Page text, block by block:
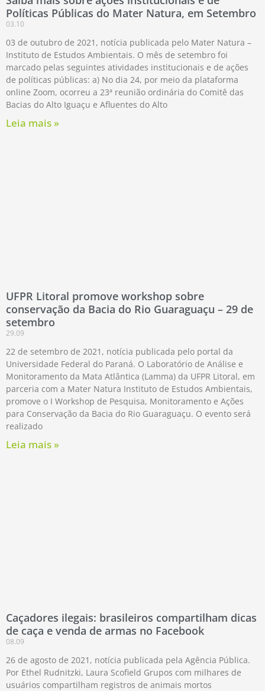
Políticas Públicas do Mater Natura, em Setembro
03.10
03 de outubro de 2021, notícia publicada pelo Mater Natura –
Instituto de Estudos Ambientais. O mês de setembro foi
marcado pelas seguintes atividades institucionais e de ações
de políticas públicas: a) No dia 24, por meio da plataforma
online Zoom, ocorreu a 23ª reunião ordinária do Comitê das
Bacias do Alto Iguaçu e Afluentes do Alto
Leia mais »
UFPR Litoral promove workshop sobre
conservação da Bacia do Rio Guaraguaçu – 29 de
setembro
29.09
22 de setembro de 2021, notícia publicada pelo portal da
Universidade Federal do Paraná. O Laboratório de Análise e
Monitoramento da Mata Atlântica (Lamma) da UFPR Litoral, em
parceria com a Mater Natura Instituto de Estudos Ambientais,
promove o I Workshop de Pesquisa, Monitoramento e Ações
para Conservação da Bacia do Rio Guaraguaçu. O evento será
realizado
Leia mais »
Caçadores ilegais: brasileiros compartilham dicas
de caça e venda de armas no Facebook
08.09
26 de agosto de 2021, notícia publicada pela Agência Pública.
Por Ethel Rudnitzki, Laura Scofield Grupos com milhares de
usuários compartilham registros de animais mortos